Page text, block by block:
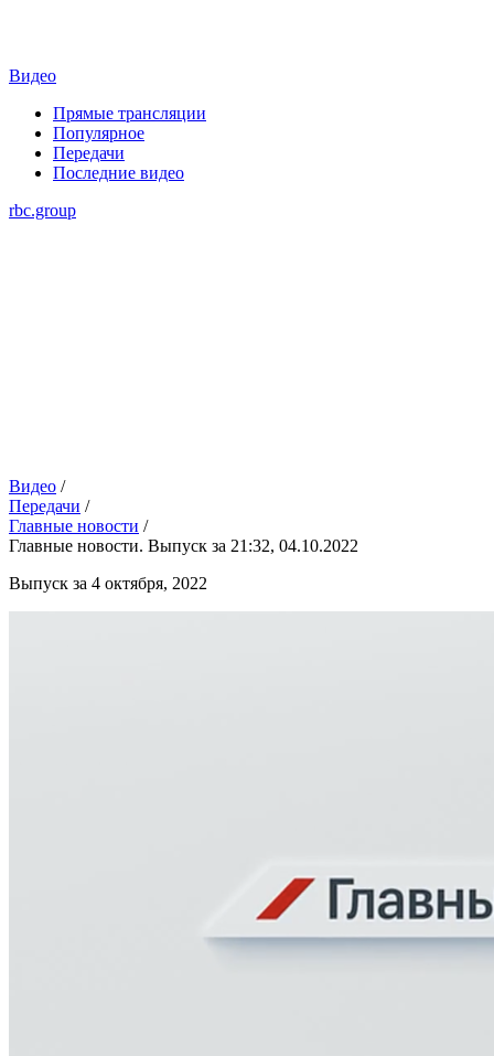
Видео
Прямые трансляции
Популярное
Передачи
Последние видео
rbc.group
Видео /
Передачи /
Главные новости /
Главные новости. Выпуск за 21:32, 04.10.2022
Выпуск за 4 октября, 2022